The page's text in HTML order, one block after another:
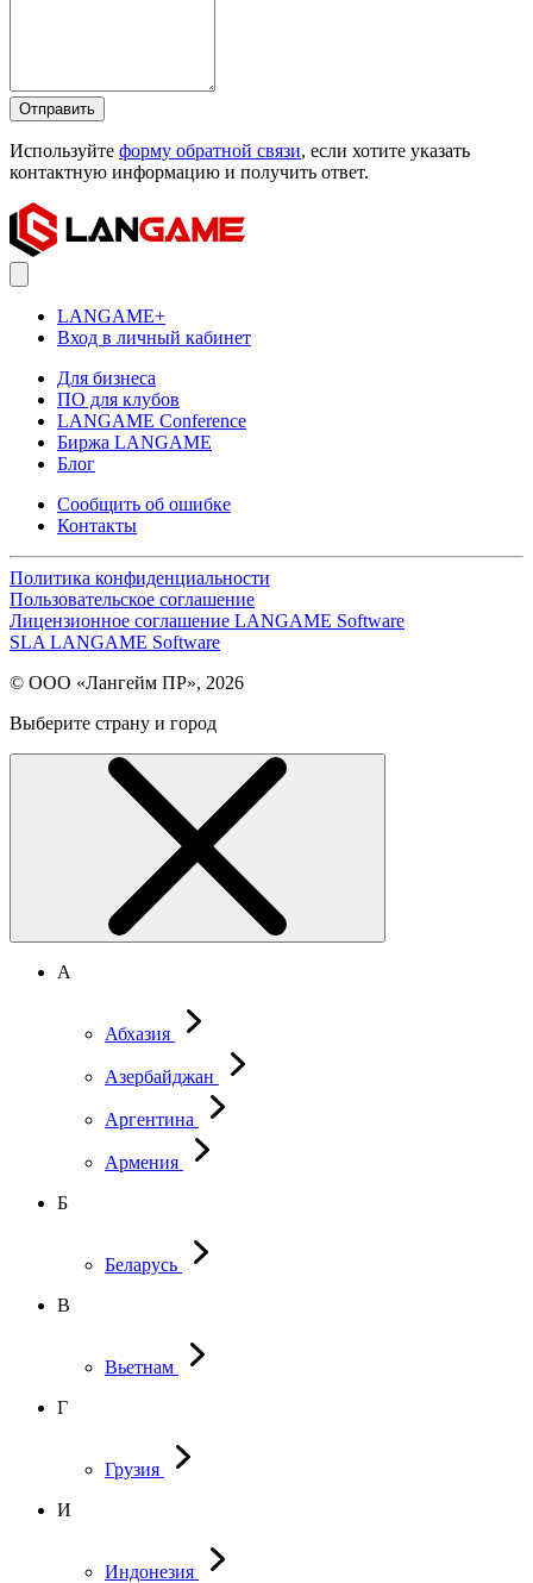
Отправить
Используйте форму обратной связи, если хотите указать
контактную информацию и получить ответ.
LANGAME+
Вход в личный кабинет
Для бизнеса
ПО для клубов
LANGAME Conference
Биржа LANGAME
Блог
Сообщить об ошибке
Контакты
Политика конфиденциальности
Пользовательское соглашение
Лицензионное соглашение LANGAME Software
SLA LANGAME Software
© ООО «Лангейм ПР», 2026
Выберите страну и город
А
Абхазия
Азербайджан
Аргентина
Армения
Б
Беларусь
В
Вьетнам
Г
Грузия
И
Индонезия